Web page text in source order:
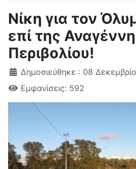
Νίκη για τον
επί της
Περιβολίου!
Δημοσιεύθηκε : 08
Εμφανίσεις: 592